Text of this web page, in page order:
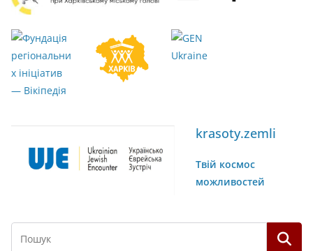
krasoty.zemli
Твій космос
можливостей